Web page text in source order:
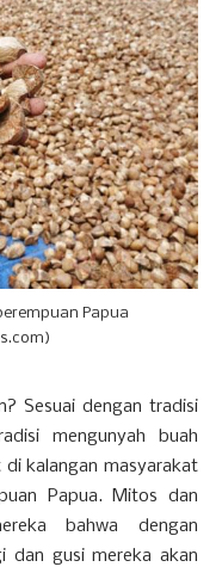
Papua
Sesuai dengan tradisi
mengunyah buah
kalangan masyarakat
Papua. Mitos dan
bahwa dengan
dan gusi mereka akan